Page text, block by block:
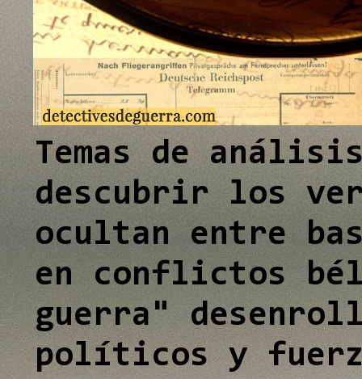
Temas de
descubrir los
ocultan entre
en conflictos
guerra"
políticos y